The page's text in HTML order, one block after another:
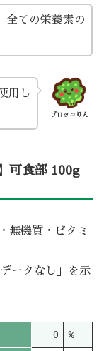
全ての栄養素の
ブロッコりん
用し
可食部 100g
無機質・ビタミ
タなし」を示
0 %